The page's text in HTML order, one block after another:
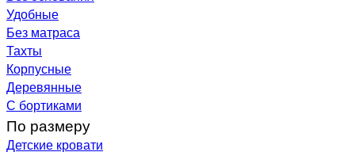
Удобные
Без матраса
Тахты
Корпусные
Деревянные
С бортиками
По размеру
Детские кровати